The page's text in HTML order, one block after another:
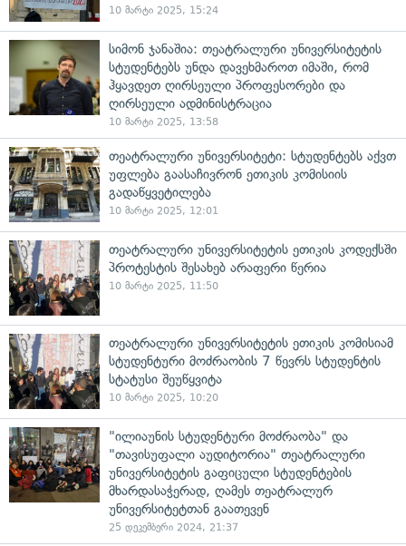
10 მარტი 2025, 15:24
სიმონ ჯანაშია: თეატრალური უნივერსიტეტის
სტუდენტებს უნდა დავეხმაროთ იმაში, რომ
ჰყავდეთ ღირსეული პროფესორები და
ღირსეული ადმინისტრაცია
10 მარტი 2025, 13:58
თეატრალური უნივერსიტეტი: სტუდენტებს აქვთ
უფლება გაასაჩივრონ ეთიკის კომისიის
გადაწყვეტილება
10 მარტი 2025, 12:01
თეატრალური უნივერსიტეტის ეთიკის კოდექსში
პროტესტის შესახებ არაფერი წერია
10 მარტი 2025, 11:50
თეატრალური უნივერსიტეტის ეთიკის კომისიამ
სტუდენტური მოძრაობის 7 წევრს სტუდენტის
სტატუსი შეუწყვიტა
10 მარტი 2025, 10:20
"ილიაუნის სტუდენტური მოძრაობა" და
"თავისუფალი აუდიტორია" თეატრალური
უნივერსიტეტის გაფიცული სტუდენტების
მხარდასაჭერად, ღამეს თეატრალურ
უნივერსიტეტთან გაათევენ
25 დეკემბერი 2024, 21:37